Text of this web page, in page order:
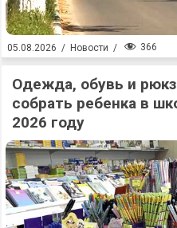
05.08.2026 / Новости / 366
Одежда, обувь и
собрать ребенка в
2026 году